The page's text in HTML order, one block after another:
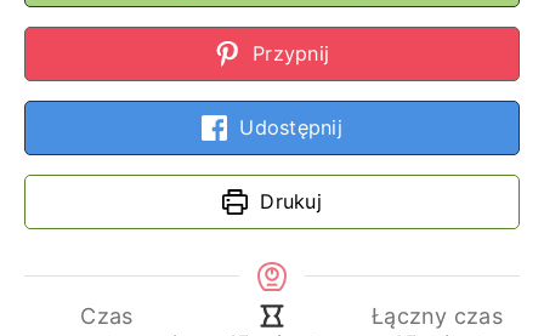
Przypnij
Udostępnij
Drukuj
Czas
Łączny czas